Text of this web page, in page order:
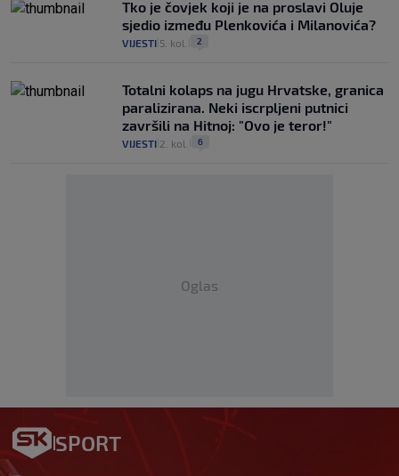
Tko je čovjek koji je na proslavi Oluje
sjedio između Plenkovića i Milanovića?
VIJESTI 5. kol. 2
Totalni kolaps na jugu Hrvatske, granica
paralizirana. Neki iscrpljeni putnici
završili na Hitnoj: "Ovo je teror!"
VIJESTI 2. kol. 6
Oglas
SPORT